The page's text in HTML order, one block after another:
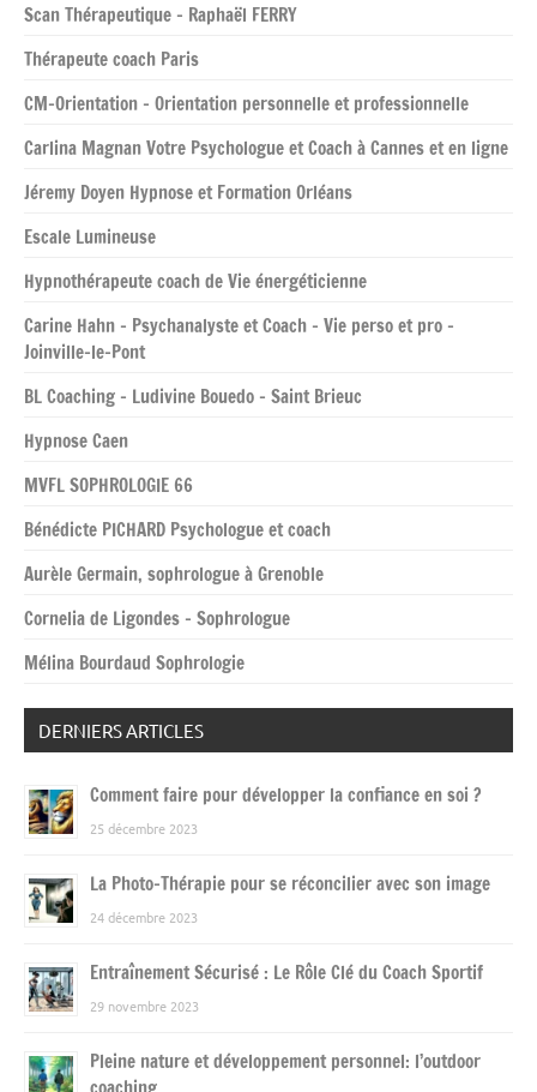
Scan Thérapeutique – Raphaël FERRY
Thérapeute coach Paris
CM-Orientation – Orientation personnelle et professionnelle
Carlina Magnan Votre Psychologue et Coach à Cannes et en ligne
Jéremy Doyen Hypnose et Formation Orléans
Escale Lumineuse
Hypnothérapeute coach de Vie énergéticienne
Carine Hahn – Psychanalyste et Coach – Vie perso et pro –
Joinville-le-Pont
BL Coaching – Ludivine Bouedo – Saint Brieuc
Hypnose Caen
MVFL SOPHROLOGIE 66
Bénédicte PICHARD Psychologue et coach
Aurèle Germain, sophrologue à Grenoble
Cornelia de Ligondes – Sophrologue
Mélina Bourdaud Sophrologie
DERNIERS ARTICLES
Comment faire pour développer la confiance en soi ?
25 décembre 2023
La Photo-Thérapie pour se réconcilier avec son image
24 décembre 2023
Entraînement Sécurisé : Le Rôle Clé du Coach Sportif
29 novembre 2023
Pleine nature et développement personnel: l’outdoor